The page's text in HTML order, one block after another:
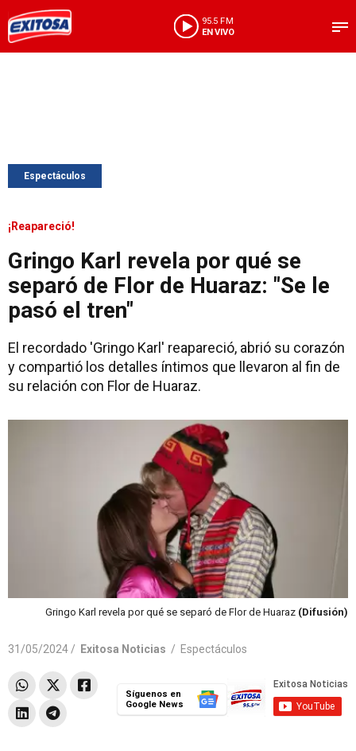
95.5 FM
EN VIVO
Espectáculos
¡Reapareció!
Gringo Karl revela por qué se
separó de Flor de Huaraz: "Se le
pasó el tren"
El recordado 'Gringo Karl' reapareció, abrió su corazón
y compartió los detalles íntimos que llevaron al fin de
su relación con Flor de Huaraz.
Gringo Karl revela por qué se separó de Flor de Huaraz (Difusión)
31/05/2024 / Exitosa Noticias / Espectáculos
Síguenos en
Google News